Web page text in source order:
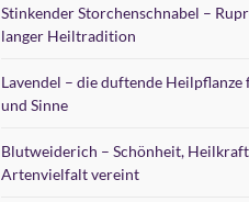
Stinkender Storchenschnabel –
langer Heiltradition
Lavendel – die duftende Heilpflanze
und Sinne
Blutweiderich – Schönheit,
Artenvielfalt vereint